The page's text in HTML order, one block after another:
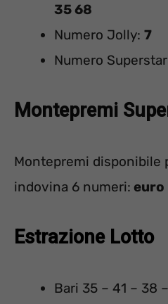
35 68
Numero Jolly: 7
Numero
Montepremi
Montepremi disponibile
indovina 6 numeri: euro
Estrazione Lotto
Bari 35 – 41 – 38